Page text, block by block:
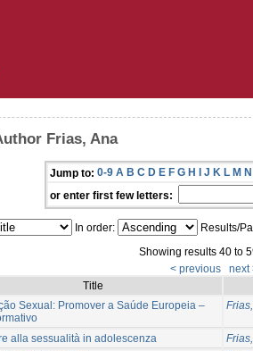
Frias, Ana
Jump to: 0-9 A B C D E F G H I J K L M N
or enter first few letters:
In order: Results/
Showing results 40 to
< previous
next
Title
Sexual: Promover a Saúde Europeia –
alla sessualità in adolescenza